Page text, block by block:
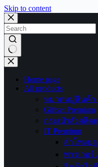
Skip to content
No
results
Home page
All products
หมวดหมู่สินค้า
Giftset Premium
กระเป๋าสั่งผลิตพ
IT Premium
ลำโพงบลู
พาวเวอร์